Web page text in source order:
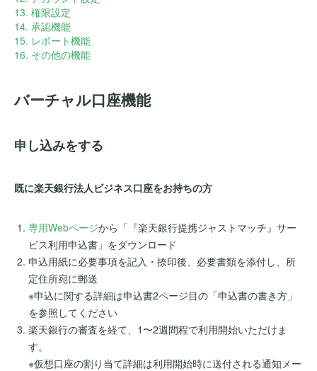
13. 権限設定
14. 承認機能
15. レポート機能
16. その他の機能
バーチャル口座機能
申し込みをする
既に楽天銀行法人ビジネス口座をお持ちの方
専用Webページから「『楽天銀行提携ジャストマッチ』サー
ビス利用申込書」をダウンロード
申込用紙に必要事項を記入・捺印後、必要書類を添付し、所
定住所宛に郵送
※申込に関する詳細は申込書2ページ目の「申込書の書き方」
を参照してください
楽天銀行の審査を経て、1〜2週間程で利用開始いただけま
す。
※仮想口座の割り当て詳細は利用開始時に送付される通知メー